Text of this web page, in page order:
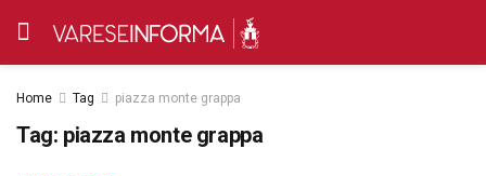
Home Tag piazza monte grappa
Tag: piazza monte grappa